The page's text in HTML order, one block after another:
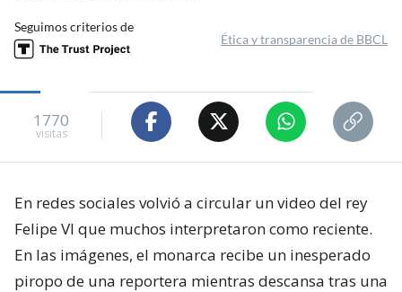
Seguimos criterios de
Ética y transparencia de BBCL
1770
visitas
En redes sociales volvió a circular un video del rey
Felipe VI que muchos interpretaron como reciente.
En las imágenes, el monarca recibe un inesperado
piropo de una reportera mientras descansa tras una